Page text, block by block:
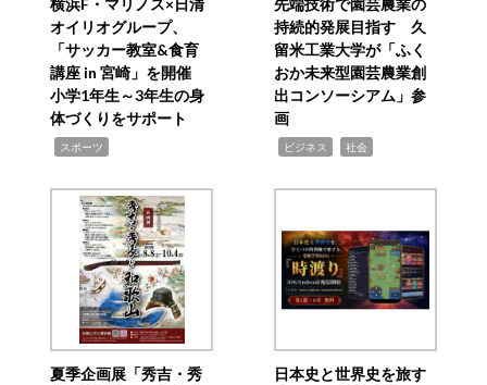
横浜F・マリノス×日清
オイリオグループ、
「サッカー教室&食育
講座 in 宮崎」を開催
小学1年生～3年生の身
体づくりをサポート
スポーツ
先端技術で園芸農業の
持続的発展目指す 久
留米工業大学が「ふく
おか未来型園芸農業創
出コンソーシアム」参
画
ビジネス 社会
夏季企画展「秀吉・秀
日本史と世界史を旅す